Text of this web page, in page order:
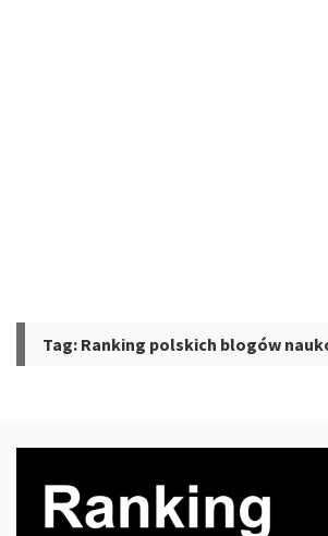
Tag: Ranking polskich blogów